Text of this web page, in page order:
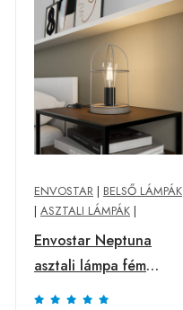
ENVOSTAR | BELSŐ LÁMPÁK
| ASZTALI LÁMPÁK |
Envostar Neptuna
asztali lámpa fém
búrával